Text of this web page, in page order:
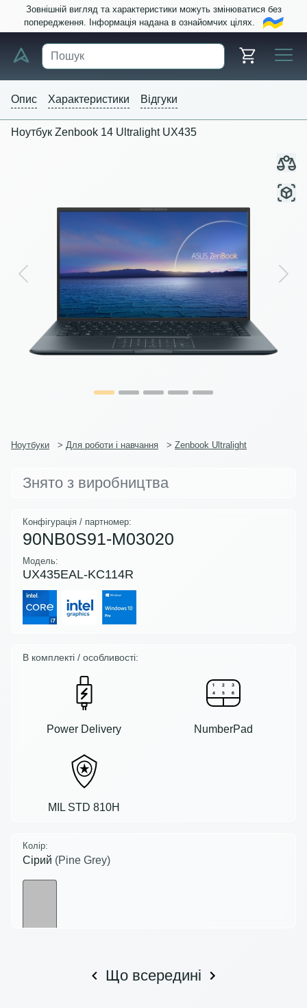
Зовнішній вигляд та характеристики можуть змінюватися без
попередження. Інформація надана в ознайомчих цілях.
Опис Характеристики Відгуки
Ноутбук Zenbook 14 Ultralight UX435
Previous Next
Ноутбуки > Для роботи і навчання > Zenbook Ultralight
Знято з виробництва
Конфігурація / партномер:
90NB0S91-M03020
Модель:
UX435EAL-KC114R
В комплекті / особливості:
Power Delivery NumberPad
MIL STD 810H
Колір:
Сірий (Pine Grey)
Що всередині